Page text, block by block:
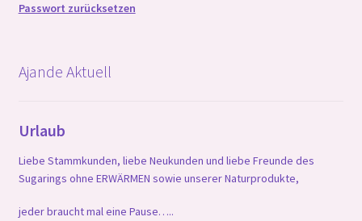
Passwort zurücksetzen
Ajande Aktuell
Urlaub
Liebe Stammkunden, liebe Neukunden und liebe Freunde des
Sugarings ohne ERWÄRMEN sowie unserer Naturprodukte,
jeder braucht mal eine Pause…..